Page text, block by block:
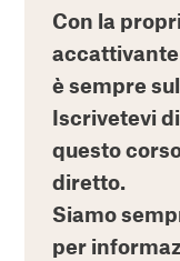
Con la
è sempre
Iscrivetevi
questo
diretto.
Siamo
per